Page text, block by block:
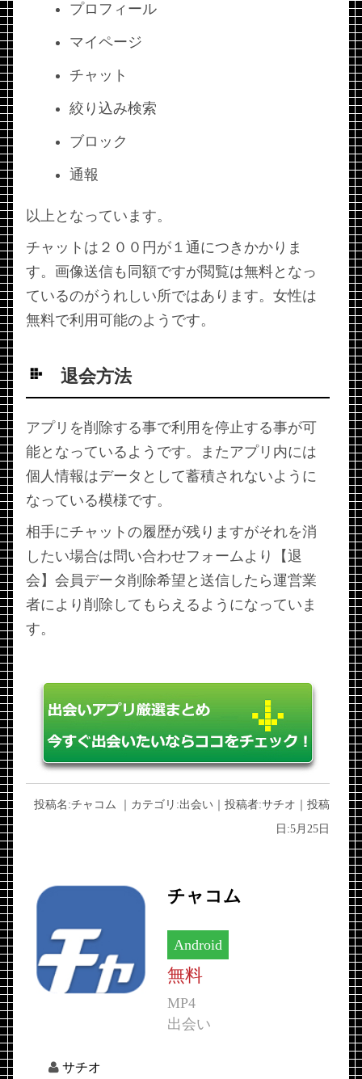
プロフィール
マイページ
チャット
絞り込み検索
ブロック
通報
以上となっています。
チャットは２００円が１通につきかかりま
す。画像送信も同額ですが閲覧は無料となっ
ているのがうれしい所ではあります。女性は
無料で利用可能のようです。
退会方法
アプリを削除する事で利用を停止する事が可
能となっているようです。またアプリ内には
個人情報はデータとして蓄積されないように
なっている模様です。
相手にチャットの履歴が残りますがそれを消
したい場合は問い合わせフォームより【退
会】会員データ削除希望と送信したら運営業
者により削除してもらえるようになっていま
す。
投稿名:チャコム ｜カテゴリ:出会い ｜投稿者:サチオ ｜投稿
日:5月25日
チャコム
Android
無料
MP4
出会い
サチオ